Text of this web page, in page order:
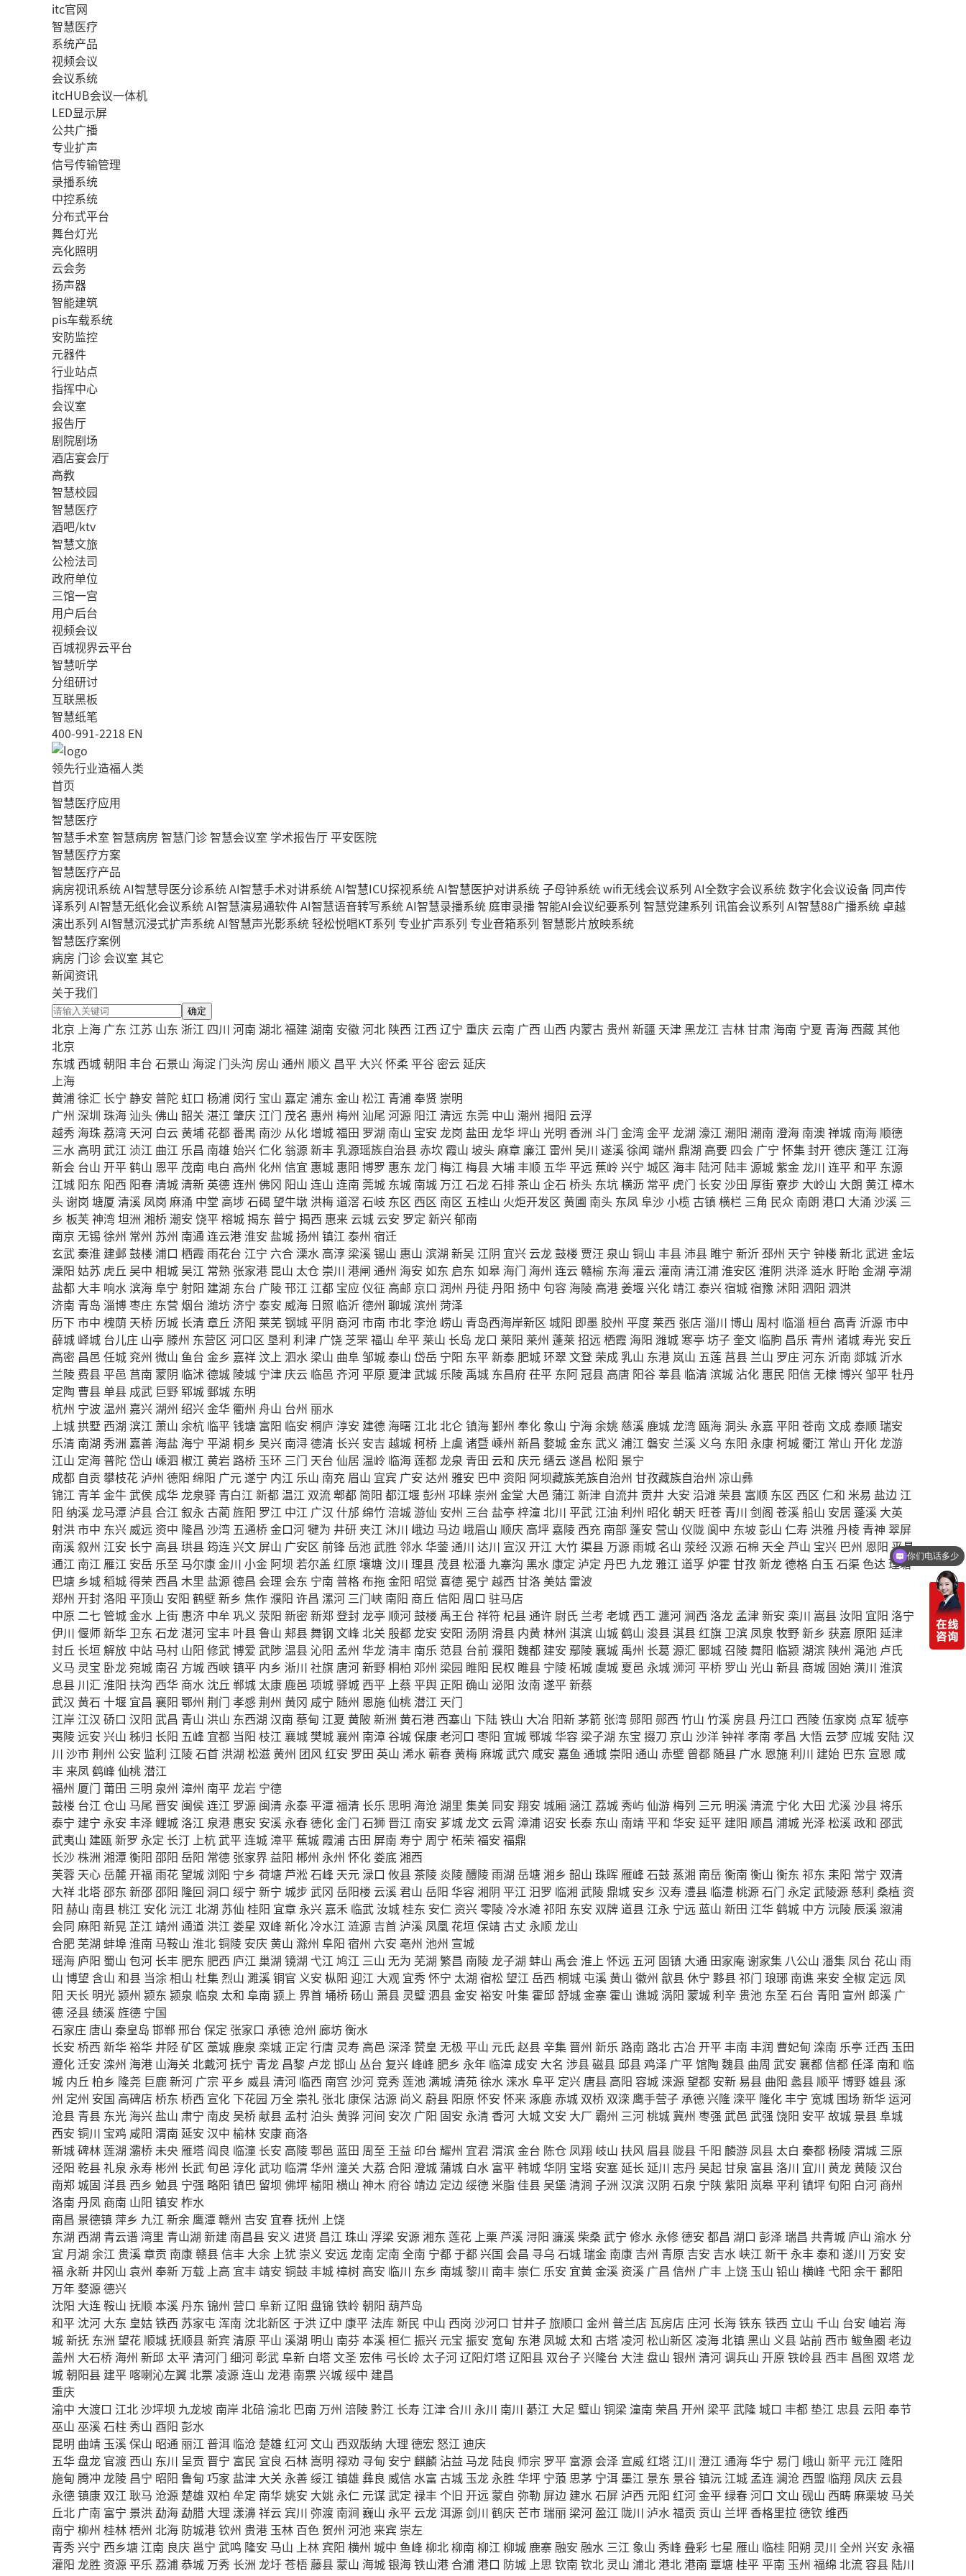
itc官网
智慧医疗
系统产品
视频会议
会议系统
itcHUB会议一体机
LED显示屏
公共广播
专业扩声
信号传输管理
录播系统
中控系统
分布式平台
舞台灯光
亮化照明
云会务
扬声器
智能建筑
pis车载系统
安防监控
元器件
行业站点
指挥中心
会议室
报告厅
剧院剧场
酒店宴会厅
高教
智慧校园
智慧医疗
酒吧/ktv
智慧文旅
公检法司
政府单位
三馆一宫
用户后台
视频会议
百城视界云平台
智慧听学
分组研讨
互联黑板
智慧纸笔
400-991-2218 EN
领先行业造福人类
首页
智慧医疗应用
智慧医疗
智慧手术室 智慧病房 智慧门诊智慧会议室 学术报告厅平安医院
智慧医疗方案
智慧医疗产品
病房视讯系统AI智慧导医分诊系统AI智慧手术对讲系统AI智慧ICU探视系统AI智慧医护对讲系统子母钟系统wifi无线会议系列 AI全数字会议系统数字化会议设备 同声传
译系列 AI智慧无纸化会议系统AI智慧演易通软件AI智慧语音转写系统AI智慧录播系统 庭审录播智能AI会议纪要系列 智慧党建系列 讯笛会议系列 AI智慧88广播系统卓越
演出系列 AI智慧沉浸式扩声系统AI智慧声光影系统轻松悦唱KT系列 专业扩声系列 专业音箱系列 智慧影片放映系统
智慧医疗案例
病房 门诊 会议室 其它
新闻资讯
关于我们
确定
北京 上海 广东 江苏 山东 浙江 四川 河南 湖北福建湖南 安徽河北 陕西 江西 辽宁 重庆 云南 广西 山西 内蒙古 贵州 新疆 天津黑龙江 吉林甘肃 海南 宁夏 青海 西藏其他
北京
东城 西城朝阳 丰台 石景山 海淀 门头沟 房山 通州 顺义 昌平 大兴怀柔平谷 密云延庆
上海
黄浦徐汇 长宁 静安 普陀 虹口 杨浦 闵行 宝山 嘉定 浦东 金山 松江 青浦奉贤 崇明
广州 深圳 珠海 汕头佛山 韶关 湛江 肇庆 江门 茂名 惠州 梅州 汕尾 河源 阳江 清远 东莞 中山 潮州 揭阳 云浮
越秀 海珠 荔湾 天河 白云黄埔 花都番禺 南沙 从化增城福田 罗湖 南山 宝安 龙岗 盐田 龙华坪山 光明 香洲 斗门 金湾金平龙湖 濠江 潮阳 潮南 澄海 南澳禅城 南海 顺德
三水 高明 武江 浈江 曲江 乐昌 南雄 始兴仁化 翁源新丰乳源瑶族自治县赤坎 霞山 坡头麻章 廉江 雷州 吴川 遂溪徐闻 端州 鼎湖 高要 四会 广宁 怀集封开德庆 蓬江 江海
新会 台山 开平鹤山 恩平 茂南 电白 高州 化州 信宜 惠城 惠阳 博罗 惠东 龙门 梅江 梅县 大埔丰顺 五华平远 蕉岭 兴宁 城区 海丰 陆河 陆丰源城紫金龙川 连平和平 东源
江城 阳东 阳西 阳春清城清新 英德连州 佛冈 阳山 连山 连南 莞城 东城 南城 万江 石龙石排茶山 企石 桥头 东坑横沥 常平 虎门 长安 沙田 厚街寮步 大岭山 大朗 黄江 樟木
头谢岗 塘厦 清溪 凤岗 麻涌 中堂 高埗石碣 望牛墩 洪梅道滘 石岐 东区 西区 南区 五桂山 火炬开发区 黄圃 南头 东凤阜沙小榄 古镇横栏 三角 民众 南朗 港口 大涌 沙溪 三
乡 板芙 神湾坦洲 湘桥潮安 饶平榕城揭东 普宁 揭西 惠来 云城 云安 罗定 新兴郁南
南京 无锡 徐州 常州 苏州 南通连云港淮安 盐城扬州 镇江 泰州 宿迁
玄武秦淮 建邺鼓楼 浦口 栖霞 雨花台 江宁 六合 溧水 高淳 梁溪锡山 惠山 滨湖 新吴 江阴 宜兴 云龙鼓楼 贾汪 泉山 铜山 丰县 沛县 睢宁 新沂邳州 天宁 钟楼 新北武进金坛
溧阳 姑苏 虎丘 吴中 相城吴江 常熟 张家港 昆山 太仓 崇川 港闸 通州 海安 如东 启东 如皋 海门 海州 连云赣榆 东海灌云灌南 清江浦淮安区 淮阴 洪泽 涟水 盱眙金湖 亭湖
盐都 大丰 响水滨海阜宁 射阳 建湖 东台 广陵邗江 江都 宝应 仪征 高邮 京口 润州 丹徒丹阳 扬中 句容 海陵 高港姜堰兴化靖江 泰兴宿城宿豫 沭阳 泗阳 泗洪
济南 青岛 淄博枣庄 东营 烟台 潍坊济宁 泰安 威海 日照 临沂德州 聊城滨州 菏泽
历下市中 槐荫 天桥 历城 长清章丘 济阳 莱芜钢城平阴 商河市南 市北李沧 崂山 青岛西海岸新区 城阳 即墨 胶州 平度 莱西 张店 淄川 博山 周村 临淄 桓台 高青 沂源市中
薛城 峄城 台儿庄 山亭 滕州 东营区 河口区 垦利 利津 广饶 芝罘福山 牟平 莱山 长岛 龙口 莱阳 莱州 蓬莱招远 栖霞 海阳 潍城 寒亭 坊子奎文 临朐 昌乐 青州 诸城寿光 安丘
高密 昌邑 任城 兖州 微山 鱼台 金乡 嘉祥 汶上 泗水 梁山 曲阜邹城泰山 岱岳 宁阳 东平新泰 肥城环翠文登 荣成乳山 东港 岚山 五莲 莒县 兰山 罗庄河东 沂南 郯城 沂水
兰陵 费县平邑 莒南 蒙阴 临沭德城 陵城 宁津 庆云 临邑 齐河平原 夏津武城 乐陵 禹城 东昌府茌平 东阿冠县 高唐 阳谷莘县 临清滨城 沾化 惠民 阳信无棣博兴邹平牡丹
定陶 曹县单县 成武 巨野 郓城 鄄城 东明
杭州 宁波 温州 嘉兴湖州 绍兴金华衢州 舟山 台州 丽水
上城拱墅 西湖 滨江 萧山 余杭 临平钱塘 富阳 临安 桐庐 淳安 建德 海曙 江北北仑镇海鄞州 奉化 象山 宁海余姚 慈溪 鹿城龙湾 瓯海洞头 永嘉 平阳 苍南 文成泰顺瑞安
乐清 南湖 秀洲 嘉善 海盐 海宁 平湖 桐乡 吴兴 南浔德清 长兴 安吉 越城柯桥 上虞 诸暨 嵊州 新昌 婺城金东 武义 浦江 磐安 兰溪 义乌 东阳 永康柯城衢江 常山 开化龙游
江山 定海普陀 岱山 嵊泗 椒江 黄岩 路桥 玉环 三门 天台 仙居 温岭 临海莲都龙泉 青田 云和 庆元缙云遂昌 松阳 景宁
成都 自贡 攀枝花 泸州 德阳 绵阳 广元遂宁 内江 乐山 南充 眉山 宜宾 广安 达州 雅安 巴中 资阳 阿坝藏族羌族自治州 甘孜藏族自治州 凉山彝
锦江 青羊金牛武侯 成华龙泉驿 青白江 新都 温江 双流郫都 简阳 都江堰彭州 邛崃 崇州 金堂 大邑 蒲江 新津 自流井 贡井 大安 沿滩 荣县 富顺 东区 西区 仁和 米易 盐边 江
阳 纳溪龙马潭 泸县合江 叙永古蔺旌阳 罗江 中江 广汉 什邡 绵竹 涪城游仙 安州 三台 盐亭 梓潼北川 平武 江油 利州 昭化朝天 旺苍 青川 剑阁 苍溪船山 安居 蓬溪 大英
射洪市中 东兴 威远 资中 隆昌 沙湾 五通桥金口河犍为 井研 夹江 沐川 峨边 马边 峨眉山 顺庆 高坪 嘉陵 西充 南部 蓬安 营山 仪陇 阆中 东坡彭山 仁寿 洪雅丹棱 青神 翠屏
南溪叙州 江安 长宁 高县珙县筠连兴文 屏山 广安区 前锋岳池武胜 邻水华蓥 通川 达川 宣汉 开江 大竹 渠县 万源雨城 名山 荥经汉源石棉 天全 芦山 宝兴 巴州 恩阳 平昌
通江 南江 雁江 安岳 乐至 马尔康金川 小金 阿坝 若尔盖 红原 壤塘 汶川 理县 茂县松潘 九寨沟 黑水 康定 泸定 丹巴 九龙雅江 道孚炉霍 甘孜新龙德格 白玉 石渠色达 理塘
巴塘 乡城稻城得荣 西昌 木里 盐源德昌 会理 会东 宁南 普格布拖金阳 昭觉 喜德 冕宁 越西 甘洛 美姑 雷波
郑州 开封洛阳 平顶山 安阳 鹤壁新乡 焦作濮阳 许昌 漯河 三门峡 南阳 商丘 信阳 周口 驻马店
中原 二七 管城金水 上街 惠济 中牟巩义 荥阳 新密 新郑登封龙亭 顺河鼓楼 禹王台 祥符 杞县通许 尉氏 兰考 老城 西工瀍河涧西 洛龙 孟津新安 栾川 嵩县 汝阳 宜阳 洛宁
伊川 偃师新华 卫东 石龙湛河 宝丰 叶县鲁山 郏县舞钢 文峰 北关 殷都龙安 安阳 汤阴 滑县 内黄林州 淇滨 山城鹤山 浚县淇县红旗 卫滨 凤泉 牧野新乡 获嘉 原阳 延津
封丘 长垣解放 中站 马村 山阳 修武博爱 武陟 温县沁阳 孟州 华龙清丰 南乐 范县 台前濮阳 魏都 建安 鄢陵襄城 禹州 长葛 源汇 郾城召陵舞阳 临颍 湖滨 陕州 渑池 卢氏
义马 灵宝 卧龙宛城 南召 方城 西峡镇平 内乡 淅川 社旗 唐河新野桐柏 邓州 梁园 睢阳 民权 睢县 宁陵柘城 虞城 夏邑 永城浉河平桥 罗山 光山 新县 商城 固始潢川 淮滨
息县 川汇 淮阳 扶沟 西华 商水 沈丘 郸城 太康 鹿邑 项城驿城 西平 上蔡 平舆 正阳 确山 泌阳 汝南 遂平新蔡
武汉 黄石 十堰 宜昌 襄阳 鄂州 荆门 孝感荆州 黄冈 咸宁 随州 恩施仙桃潜江 天门
江岸 江汉 硚口 汉阳 武昌 青山 洪山 东西湖 汉南 蔡甸 江夏 黄陂 新洲 黄石港 西塞山 下陆铁山 大冶 阳新茅箭 张湾 郧阳 郧西 竹山 竹溪 房县丹江口 西陵伍家岗 点军 猇亭
夷陵远安 兴山 秭归 长阳 五峰 宜都 当阳 枝江 襄城樊城襄州 南漳谷城保康老河口 枣阳 宜城鄂城华容 梁子湖 东宝 掇刀 京山 沙洋钟祥孝南 孝昌 大悟 云梦 应城 安陆汉
川 沙市荆州 公安 监利 江陵石首 洪湖 松滋黄州 团风红安 罗田 英山 浠水蕲春黄梅麻城武穴 咸安 嘉鱼 通城 崇阳 通山 赤壁 曾都 随县 广水 恩施利川 建始 巴东 宣恩 咸
丰 来凤鹤峰 仙桃潜江
福州 厦门 莆田 三明 泉州 漳州 南平龙岩 宁德
鼓楼 台江 仓山 马尾 晋安 闽侯连江 罗源 闽清 永泰平潭福清 长乐 思明 海沧 湖里 集美 同安 翔安 城厢 涵江 荔城秀屿仙游梅列 三元 明溪清流 宁化 大田 尤溪沙县将乐
泰宁 建宁 永安 丰泽鲤城洛江 泉港 惠安 安溪 永春德化金门 石狮 晋江 南安 芗城龙文 云霄 漳浦诏安 长泰 东山 南靖平和 华安 延平 建阳 顺昌 浦城光泽松溪政和 邵武
武夷山 建瓯新罗 永定 长汀 上杭武平连城 漳平 蕉城 霞浦古田 屏南 寿宁 周宁 柘荣 福安 福鼎
长沙株洲 湘潭衡阳 邵阳 岳阳 常德 张家界 益阳 郴州 永州 怀化 娄底湘西
芙蓉 天心岳麓开福 雨花望城 浏阳 宁乡 荷塘 芦淞石峰 天元 渌口 攸县茶陵 炎陵醴陵雨湖 岳塘湘乡 韶山 珠晖 雁峰 石鼓 蒸湘 南岳衡南 衡山 衡东 祁东 耒阳 常宁 双清
大祥北塔邵东 新邵邵阳 隆回 洞口 绥宁 新宁 城步 武冈 岳阳楼 云溪君山 岳阳 华容湘阴 平江 汨罗 临湘 武陵鼎城 安乡 汉寿 澧县 临澧桃源石门 永定 武陵源 慈利 桑植 资
阳 赫山 南县桃江 安化沅江 北湖 苏仙 桂阳 宜章 永兴 嘉禾 临武 汝城桂东 安仁 资兴零陵 冷水滩 祁阳 东安 双牌道县 江永 宁远 蓝山 新田 江华鹤城 中方 沅陵 辰溪 溆浦
会同 麻阳 新晃 芷江 靖州 通道 洪江 娄星 双峰 新化 冷水江 涟源 吉首 泸溪 凤凰 花垣保靖古丈 永顺龙山
合肥 芜湖 蚌埠淮南 马鞍山 淮北铜陵 安庆黄山 滁州 阜阳 宿州 六安 亳州 池州 宣城
瑶海 庐阳 蜀山 包河 长丰 肥东 肥西 庐江 巢湖 镜湖 弋江 鸠江 三山 无为 芜湖 繁昌 南陵龙子湖 蚌山 禹会淮上 怀远 五河 固镇 大通 田家庵谢家集 八公山 潘集 凤台 花山 雨
山 博望 含山 和县 当涂相山 杜集 烈山 濉溪铜官 义安 枞阳 迎江 大观 宜秀怀宁 太湖 宿松 望江 岳西 桐城 屯溪黄山 徽州 歙县休宁 黟县祁门 琅琊 南谯 来安 全椒 定远 凤
阳 天长 明光颍州 颍东 颍泉 临泉 太和 阜南 颍上 界首埇桥砀山 萧县 灵璧泗县金安 裕安 叶集 霍邱舒城金寨 霍山 谯城 涡阳 蒙城利辛 贵池 东至 石台 青阳 宣州 郎溪 广
德 泾县绩溪旌德 宁国
石家庄 唐山 秦皇岛 邯郸 邢台 保定 张家口 承德 沧州 廊坊衡水
长安 桥西 新华裕华 井陉矿区 藁城 鹿泉 栾城 正定 行唐 灵寿 高邑 深泽 赞皇 无极 平山 元氏赵县辛集 晋州 新乐 路南 路北古冶 开平丰南 丰润 曹妃甸 滦南 乐亭 迁西 玉田
遵化迁安 滦州 海港 山海关 北戴河抚宁 青龙 昌黎 卢龙邯山 丛台 复兴 峰峰 肥乡 永年 临漳 成安 大名 涉县磁县邱县鸡泽 广平馆陶 魏县 曲周 武安 襄都信都任泽 南和 临
城 内丘 柏乡 隆尧 巨鹿新河 广宗 平乡 威县清河 临西 南宫 沙河竞秀莲池 满城清苑徐水 涞水阜平 定兴 唐县 高阳 容城 涞源望都 安新易县 曲阳 蠡县 顺平博野雄县涿
州 定州 安国 高碑店 桥东 桥西 宣化下花园 万全 崇礼 张北 康保 沽源 尚义 蔚县 阳原 怀安 怀来涿鹿赤城 双桥 双滦 鹰手营子承德兴隆 滦平 隆化丰宁 宽城 围场 新华运河
沧县 青县 东光 海兴 盐山 肃宁 南皮 吴桥献县 孟村 泊头黄骅河间 安次 广阳 固安 永清 香河 大城文安 大厂 霸州 三河桃城冀州 枣强 武邑 武强 饶阳 安平故城 景县阜城
西安 铜川 宝鸡 咸阳 渭南 延安 汉中 榆林 安康 商洛
新城碑林莲湖 灞桥未央 雁塔 阎良 临潼 长安 高陵鄠邑 蓝田 周至 王益 印台 耀州 宜君渭滨金台 陈仓 凤翔 岐山 扶风 眉县 陇县千阳 麟游 凤县 太白 秦都杨陵渭城 三原
泾阳 乾县礼泉 永寿彬州 长武旬邑 淳化武功 临渭 华州 潼关 大荔 合阳 澄城蒲城 白水 富平韩城华阴 宝塔 安塞延长 延川 志丹吴起甘泉 富县洛川 宜川 黄龙黄陵汉台
南郑城固 洋县 西乡 勉县 宁强 略阳 镇巴 留坝 佛坪榆阳 横山 神木 府谷靖边 定边绥德 米脂佳县吴堡 清涧 子洲 汉滨汉阴 石泉 宁陕紫阳 岚皋平利 镇坪旬阳 白河 商州
洛南 丹凤 商南 山阳 镇安 柞水
南昌 景德镇萍乡 九江 新余 鹰潭赣州 吉安 宜春抚州 上饶
东湖 西湖 青云谱湾里 青山湖 新建 南昌县 安义 进贤 昌江 珠山 浮梁 安源湘东 莲花 上栗 芦溪 浔阳 濂溪柴桑武宁 修水 永修德安 都昌 湖口 彭泽瑞昌 共青城 庐山 渝水 分
宜 月湖 余江 贵溪章贡 南康赣县信丰 大余 上犹 崇义 安远 龙南 定南 全南 宁都于都兴国 会昌 寻乌 石城瑞金 南康 吉州 青原 吉安 吉水 峡江 新干 永丰泰和 遂川 万安 安
福 永新 井冈山 袁州 奉新 万载 上高 宜丰靖安 铜鼓丰城樟树 高安 临川 东乡 南城黎川 南丰 崇仁 乐安 宜黄金溪 资溪 广昌 信州 广丰 上饶 玉山 铅山 横峰 弋阳 余干鄱阳
万年婺源德兴
沈阳 大连鞍山 抚顺本溪丹东 锦州 营口 阜新辽阳 盘锦 铁岭 朝阳 葫芦岛
和平 沈河 大东 皇姑铁西 苏家屯 浑南 沈北新区 于洪辽中 康平 法库新民 中山 西岗 沙河口 甘井子旅顺口 金州 普兰店 瓦房店 庄河 长海铁东 铁西 立山 千山 台安 岫岩 海
城新抚 东洲 望花 顺城抚顺县新宾 清原 平山 溪湖 明山 南芬 本溪桓仁振兴 元宝 振安 宽甸 东港 凤城 太和 古塔 凌河松山新区 凌海北镇黑山 义县 站前 西市 鲅鱼圈 老边
盖州 大石桥 海州 新邱 太平清河门 细河彰武阜新 白塔文圣宏伟 弓长岭 太子河辽阳灯塔辽阳县 双台子兴隆台 大洼 盘山 银州 清河调兵山 开原 铁岭县 西丰 昌图 双塔龙
城朝阳县 建平 喀喇沁左翼北票 凌源连山 龙港 南票兴城绥中 建昌
重庆
渝中 大渡口 江北沙坪坝 九龙坡 南岸北碚渝北 巴南 万州 涪陵黔江 长寿 江津合川 永川 南川 綦江 大足 璧山 铜梁潼南 荣昌 开州 梁平武隆城口 丰都 垫江 忠县 云阳 奉节
巫山 巫溪石柱 秀山 酉阳 彭水
昆明 曲靖 玉溪保山 昭通丽江 普洱 临沧 楚雄 红河文山 西双版纳 大理 德宏 怒江 迪庆
五华盘龙 官渡 西山 东川 呈贡 晋宁 富民 宜良 石林嵩明 禄劝 寻甸 安宁 麒麟 沾益 马龙 陆良 师宗 罗平 富源 会泽 宣威红塔 江川 澄江 通海华宁 易门 峨山 新平 元江 隆阳
施甸 腾冲 龙陵 昌宁 昭阳 鲁甸 巧家 盐津 大关 永善绥江 镇雄 彝良 威信水富 古城 玉龙 永胜 华坪 宁蒗 思茅 宁洱 墨江 景东 景谷镇沅 江城 孟连 澜沧 西盟 临翔 凤庆 云县
永德镇康 双江 耿马 沧源 楚雄 双柏 牟定 南华姚安 大姚 永仁 元谋武定 禄丰个旧 开远 蒙自 弥勒 屏边 建水石屏 泸西 元阳 红河金平绿春河口 文山 砚山 西畴麻栗坡 马关
丘北 广南 富宁 景洪 勐海 勐腊 大理 漾濞祥云 宾川 弥渡 南涧 巍山 永平 云龙 洱源剑川 鹤庆 芒市瑞丽 梁河盈江 陇川 泸水福贡 贡山 兰坪 香格里拉 德钦维西
南宁 柳州 桂林梧州 北海 防城港钦州 贵港 玉林 百色贺州 河池 来宾 崇左
青秀兴宁 西乡塘 江南 良庆 邕宁 武鸣 隆安 马山 上林 宾阳 横州 城中 鱼峰 柳北柳南 柳江 柳城 鹿寨融安 融水 三江 象山 秀峰 叠彩七星 雁山 临桂 阳朔 灵川 全州 兴安 永福
灌阳 龙胜 资源平乐 荔浦恭城 万秀 长洲 龙圩苍梧 藤县蒙山 海城银海铁山港合浦港口 防城 上思 钦南 钦北 灵山 浦北港北港南 覃塘桂平平南 玉州 福绵 北流 容县 陆川
你们电话多少